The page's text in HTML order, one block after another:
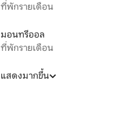
ที่พักรายเดือน
มอนทรีออล
ที่พักรายเดือน
แสดงมากขึ้น